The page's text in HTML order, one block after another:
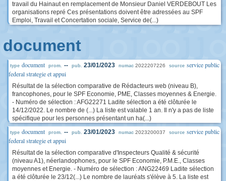
travail du Hainaut en remplacement de Monsieur Daniel VERDEBOUT Les
organisations repré Ces présentations doivent être adressées au SPF
Emploi, Travail et Concertation sociale, Service de(...)
document
type document prom. -- pub. 23/01/2023 numac 2022207226 source service public
federal strategie et appui
Résultat de la sélection comparative de Rédacteurs web (niveau B),
francophones, pour le SPF Economie, PME, Classes moyennes & Energie.
- Numéro de sélection : AFG22271 Ladite sélection a été clôturée le
14/12/2022. Le nombre de (...) La liste est valable 1 an. Il n'y a pas de liste
spécifique pour les personnes présentant un ha(...)
type document prom. -- pub. 23/01/2023 numac 2023200037 source service public
federal strategie et appui
Résultat de la sélection comparative d'Inspecteurs Qualité & sécurité
(niveau A1), néerlandophones, pour le SPF Economie, P.M.E., Classes
moyennes et Energie. - Numéro de sélection : ANG22469 Ladite sélection
a été clôturée le 23/12(...) Le nombre de lauréats s'élève à 5. La liste est